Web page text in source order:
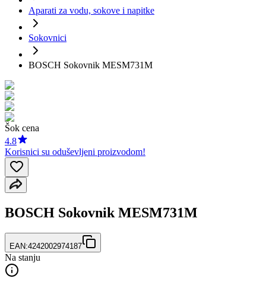
Aparati za vodu, sokove i napitke
Sokovnici
BOSCH Sokovnik MESM731M
Šok cena
4.8
Korisnici su oduševljeni proizvodom!
BOSCH Sokovnik MESM731M
EAN:4242002974187
Na stanju